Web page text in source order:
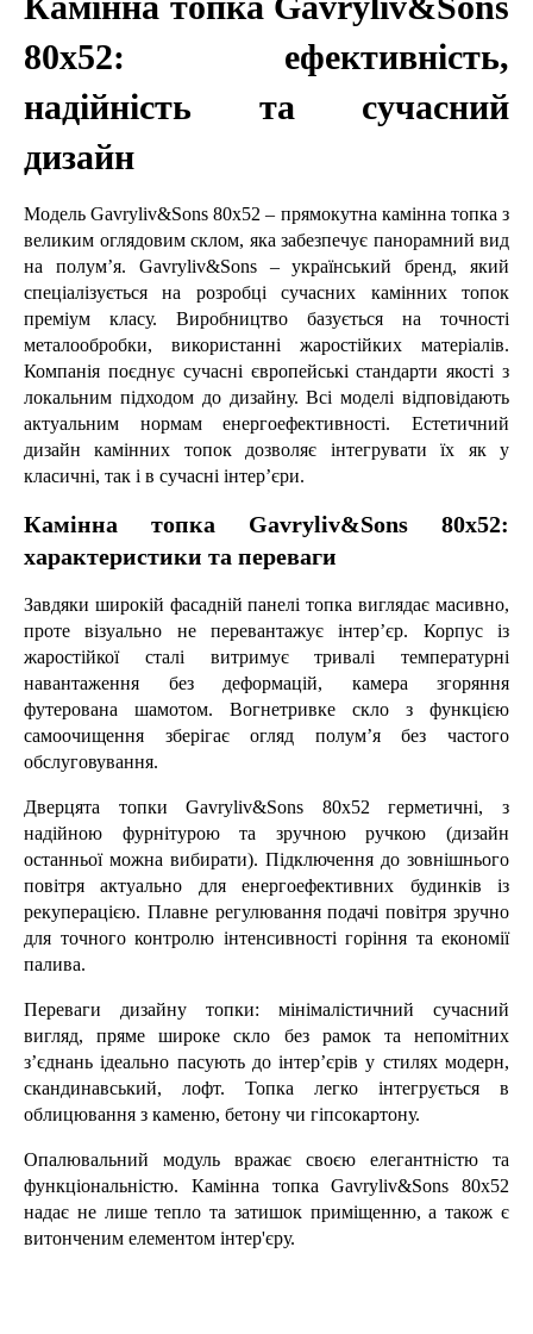
80x52: ефективність,
надійність та сучасний
дизайн
Модель Gavryliv&Sons 80x52 – прямокутна камінна топка з
великим оглядовим склом, яка забезпечує панорамний вид
на полум’я. Gavryliv&Sons – український бренд, який
спеціалізується на розробці сучасних камінних топок
преміум класу. Виробництво базується на точності
металообробки, використанні жаростійких матеріалів.
Компанія поєднує сучасні європейські стандарти якості з
локальним підходом до дизайну. Всі моделі відповідають
актуальним нормам енергоефективності. Естетичний
дизайн камінних топок дозволяє інтегрувати їх як у
класичні, так і в сучасні інтер’єри.
Камінна топка Gavryliv&Sons 80x52:
характеристики та переваги
Завдяки широкій фасадній панелі топка виглядає масивно,
проте візуально не перевантажує інтер’єр. Корпус із
жаростійкої сталі витримує тривалі температурні
навантаження без деформацій, камера згоряння
футерована шамотом. Вогнетривке скло з функцією
самоочищення зберігає огляд полум’я без частого
обслуговування.
Дверцята топки Gavryliv&Sons 80x52 герметичні, з
надійною фурнітурою та зручною ручкою (дизайн
останньої можна вибирати). Підключення до зовнішнього
повітря актуально для енергоефективних будинків із
рекуперацією. Плавне регулювання подачі повітря зручно
для точного контролю інтенсивності горіння та економії
палива.
Переваги дизайну топки: мінімалістичний сучасний
вигляд, пряме широке скло без рамок та непомітних
з’єднань ідеально пасують до інтер’єрів у стилях модерн,
скандинавський, лофт. Топка легко інтегрується в
облицювання з каменю, бетону чи гіпсокартону.
Опалювальний модуль вражає своєю елегантністю та
функціональністю. Камінна топка Gavryliv&Sons 80x52
надає не лише тепло та затишок приміщенню, а також є
витонченим елементом інтер'єру.